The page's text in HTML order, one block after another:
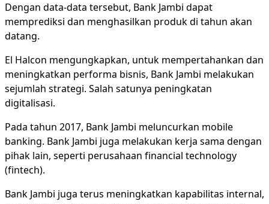
Dengan data-data tersebut, Bank Jambi dapat
memprediksi dan menghasilkan produk di tahun akan
datang.
El Halcon mengungkapkan, untuk mempertahankan dan
meningkatkan performa bisnis, Bank Jambi melakukan
sejumlah strategi. Salah satunya peningkatan
digitalisasi.
Pada tahun 2017, Bank Jambi meluncurkan mobile
banking. Bank Jambi juga melakukan kerja sama dengan
pihak lain, seperti perusahaan financial technology
(fintech).
Bank Jambi juga terus meningkatkan kapabilitas internal,